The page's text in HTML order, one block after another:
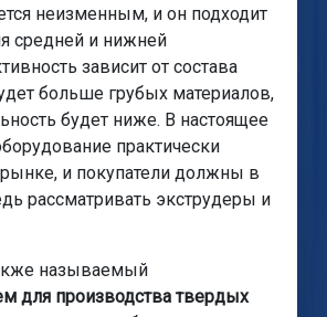
неизменным, и он подходит
средней и нижней
зависит от состава
больше грубых материалов,
будет ниже. В настоящее
практически
и покупатели должны в
рассматривать экструдеры и
называемый
для производства твердых